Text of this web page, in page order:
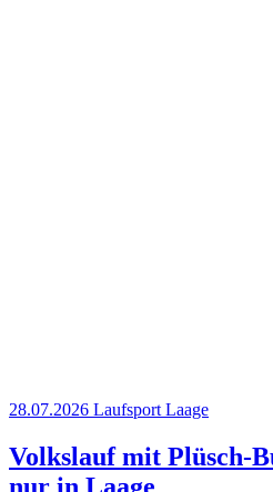
28.07.2026 Laufsport Laage
Volkslauf mit Plüsch-